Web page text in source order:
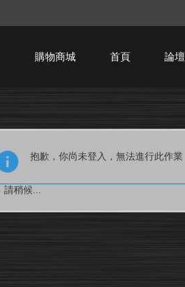
購物商城 首頁 論壇
抱歉，你尚未登入，無法進行此作業
請稍候...